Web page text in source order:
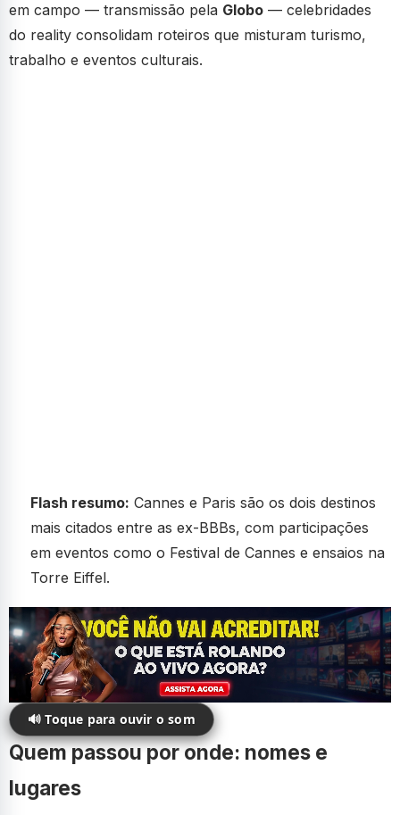
em campo — transmissão pela Globo — celebridades
do reality consolidam roteiros que misturam turismo,
trabalho e eventos culturais.
Flash resumo: Cannes e Paris são os dois destinos
mais citados entre as ex-BBBs, com participações
em eventos como o Festival de Cannes e ensaios na
Torre Eiffel.
🔊 Toque para ouvir o som
Quem passou por onde: nomes e
lugares